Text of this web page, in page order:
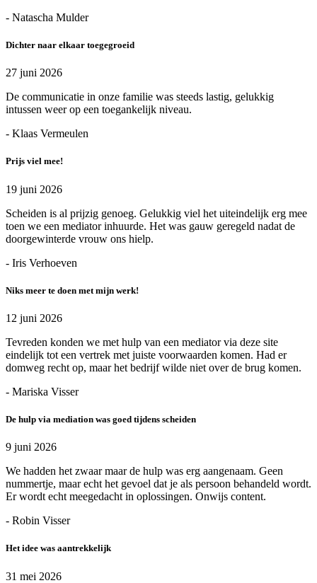
- Natascha Mulder
Dichter naar elkaar toegegroeid
27 juni 2026
De communicatie in onze familie was steeds lastig, gelukkig
intussen weer op een toegankelijk niveau.
- Klaas Vermeulen
Prijs viel mee!
19 juni 2026
Scheiden is al prijzig genoeg. Gelukkig viel het uiteindelijk erg mee
toen we een mediator inhuurde. Het was gauw geregeld nadat de
doorgewinterde vrouw ons hielp.
- Iris Verhoeven
Niks meer te doen met mijn werk!
12 juni 2026
Tevreden konden we met hulp van een mediator via deze site
eindelijk tot een vertrek met juiste voorwaarden komen. Had er
domweg recht op, maar het bedrijf wilde niet over de brug komen.
- Mariska Visser
De hulp via mediation was goed tijdens scheiden
9 juni 2026
We hadden het zwaar maar de hulp was erg aangenaam. Geen
nummertje, maar echt het gevoel dat je als persoon behandeld wordt.
Er wordt echt meegedacht in oplossingen. Onwijs content.
- Robin Visser
Het idee was aantrekkelijk
31 mei 2026